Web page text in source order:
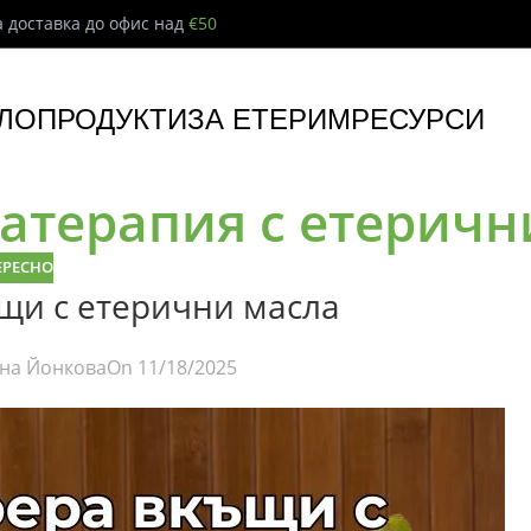
доставка до офис над€50
ПРОДУКТИЗА ЕТЕРИМРЕСУРСИ
с
с етерични масла
ЙонковаOn 11/18/2025